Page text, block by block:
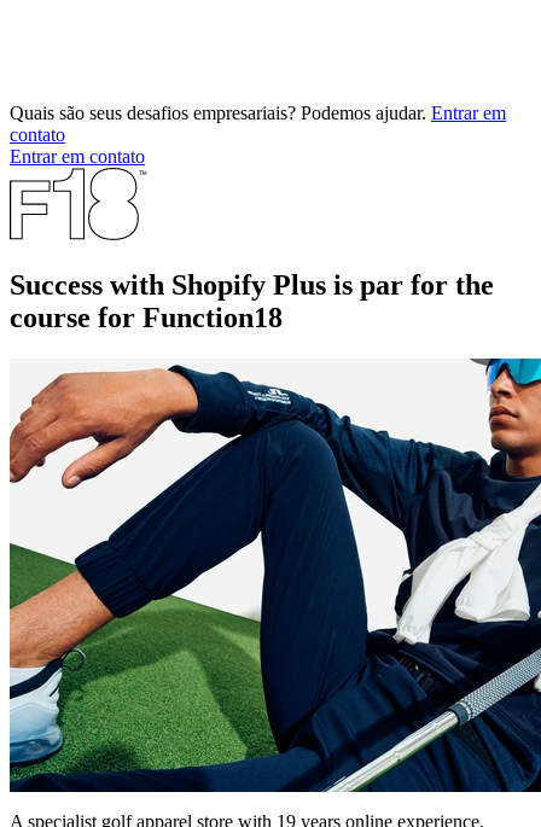
Quais são seus desafios empresariais? Podemos ajudar. Entrar em
contato
Entrar em contato
Success with Shopify Plus is par for the
course for Function18
A specialist golf apparel store with 19 years online experience,